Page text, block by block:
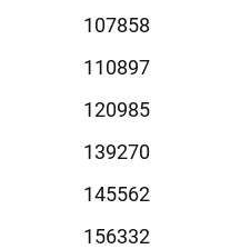
7858
0897
0985
9270
5562
6332